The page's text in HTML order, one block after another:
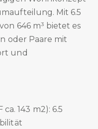
Mit 6.5
646 m³ bietet es
oder Paare mit
und
143 m2): 6.5